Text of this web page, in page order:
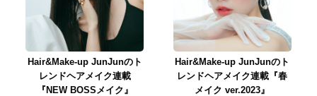
Hair&Make-up JunJunのト
レンドヘアメイク連載
『NEW BOSSメイク』
Hair&Make-up JunJunのト
レンドヘアメイク連載『春
メイク ver.2023』